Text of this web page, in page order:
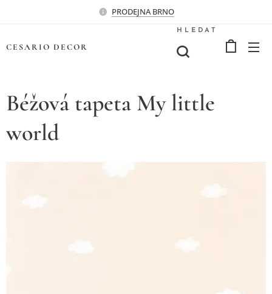
PRODEJNA BRNO
CESARIO DECOR
HLEDAT
Béžová tapeta My little
world